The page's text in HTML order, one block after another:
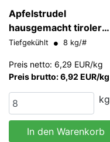
Apfelstrudel
hausgemacht tiroler
Dinghartinger
Tiefgekühlt 8 kg/#
Preis netto: 6,29 EUR/kg
Preis brutto: 6,92 EUR/kg
kg
In den Warenkorb